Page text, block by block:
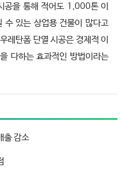
공을 통해 적어도 1,000톤 이
수 있는 상업용 건물이 많다고
레탄폼 단열 시공은 경제적 이
다하는 효과적인 방법이라는
출 감소